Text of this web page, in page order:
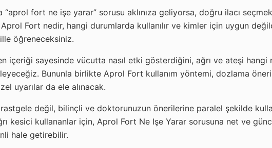
“aprol fort ne işe yarar” sorusu aklınıza geliyorsa, doğru ilacı
Aprol Fort nedir, hangi durumlarda kullanılır ve kimler için uygun
öğreneceksiniz.
içeriği sayesinde vücutta nasıl etki gösterdiğini, ağrı ve ateşi hangi
Bununla birlikte Aprol Fort kullanım yöntemi, dozlama
uyarılar da ele alınacak.
değil, bilinçli ve doktorunuzun önerilerine paralel şekilde
kesici kullananlar için, Aprol Fort Ne Işe Yarar sorusuna net ve
hale getirebilir.